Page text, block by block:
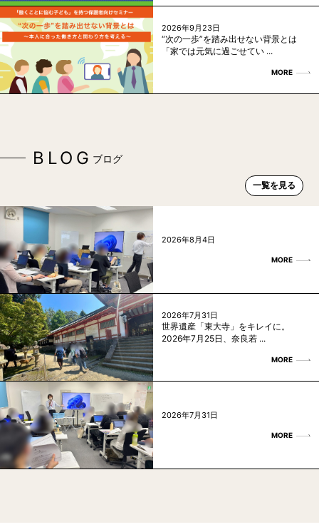
2026年9月23日
“次の一歩”を踏み出せない背景とは
「家では元気に過ごせてい ...
MORE
BLOG ブログ
一覧を見る
2026年8月4日
MORE
2026年7月31日
世界遺産「東大寺」をキレイに。
2026年7月25日、奈良若 ...
MORE
2026年7月31日
MORE